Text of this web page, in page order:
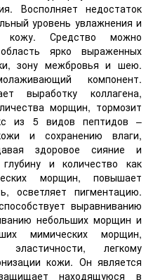
Восполняет недостаток
уровень увлажнения и
кожу. Средство можно
ярко выраженных
зону межбровья и шею.
компонент.
выработку коллагена,
морщин, тормозит
из 5 видов пептидов –
и сохранению влаги,
здоровое сияние и
и количество как
морщин, повышает
осветляет пигментацию.
выравниванию
небольших морщин и
мимических морщин,
легкому
кожи. Он является
находящуюся в